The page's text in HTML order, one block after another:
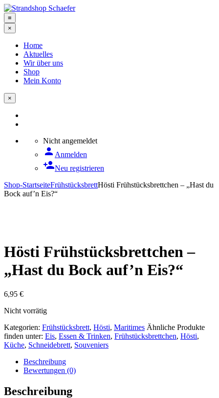
≡
×
Home
Aktuelles
Wir über uns
Shop
Mein Konto
×
Nicht angemeldet
person Anmelden
person_addNeu registrieren
Shop-StartseiteFrühstücksbrettHösti Frühstücksbrettchen – „Hast du
Bock auf’n Eis?“
Hösti Frühstücksbrettchen –
„Hast du Bock auf’n Eis?“
6,95 €
Nicht vorrätig
Kategorien: Frühstücksbrett, Hösti, Maritimes Ähnliche Produkte
finden unter: Eis, Essen & Trinken, Frühstücksbrettchen, Hösti,
Küche, Schneidebrett, Souveniers
Beschreibung
Bewertungen (0)
Beschreibung